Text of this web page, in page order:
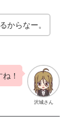
からなー。
沢城さん
！